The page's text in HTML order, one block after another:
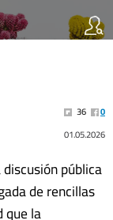
36
0
01.05.2026
pública
de rencillas
que la